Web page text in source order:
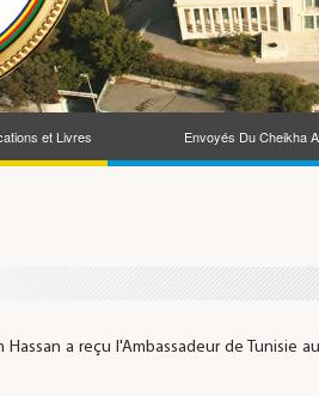
et Livres Envoyés Du Cheikha
a reçu l'Ambassadeur de Tunisie